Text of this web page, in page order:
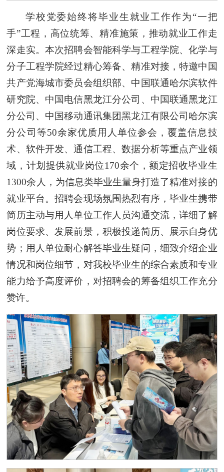
学校党委始终将毕业生就业工作作为“一把
手”工程，高位统筹、精准施策，推动就业工作走
深走实。本次招聘会智能科学与工程学院、化学与
分子工程学院经过精心筹备、精准对接，特邀中国
共产党海城市委员会组织部、中国联通哈尔滨软件
研究院、中国电信黑龙江分公司、中国联通黑龙江
分公司、中国移动通讯集团黑龙江有限公司哈尔滨
分公司等50余家优质用人单位参会，覆盖信息技
术、软件开发、通信工程、数据分析等重点产业领
域，计划提供就业岗位170余个，额定招收毕业生
1300余人，为信息类毕业生量身打造了精准对接的
就业平台。招聘会现场氛围热烈有序，毕业生携带
简历主动与用人单位工作人员沟通交流，详细了解
岗位要求、发展前景，积极投递简历、展示自身优
势；用人单位耐心解答毕业生疑问，细致介绍企业
情况和岗位细节，对我校毕业生的综合素质和专业
能力给予高度评价，对招聘会的筹备组织工作充分
赞许。